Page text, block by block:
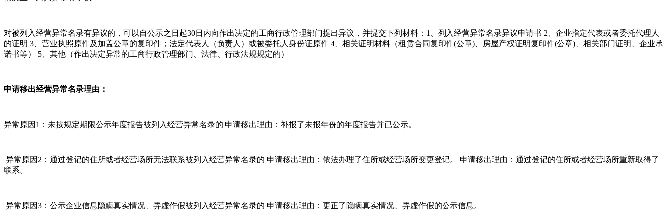
对被列入经营异常名录有异议的，可以自公示之日起30日内向作出决定的工商行政管理部门提出异议，并提交下列材料：1、列入经营异常名录异议申请书 2、企业指定代表或者委托代理人
的证明 3、营业执照原件及加盖公章的复印件；法定代表人（负责人）或被委托人身份证原件 4、相关证明材料（租赁合同复印件(公章)、房屋产权证明复印件(公章)、相关部门证明、企业承
诺书等） 5、其他（作出决定异常的工商行政管理部门、法律、行政法规规定的）
申请移出经营异常名录理由：
异常原因1：未按规定期限公示年度报告被列入经营异常名录的 申请移出理由：补报了未报年份的年度报告并已公示。
异常原因2：通过登记的住所或者经营场所无法联系被列入经营异常名录的 申请移出理由：依法办理了住所或经营场所变更登记。 申请移出理由：通过登记的住所或者经营场所重新取得了
联系。
异常原因3：公示企业信息隐瞒真实情况、弄虚作假被列入经营异常名录的 申请移出理由：更正了隐瞒真实情况、弄虚作假的公示信息。